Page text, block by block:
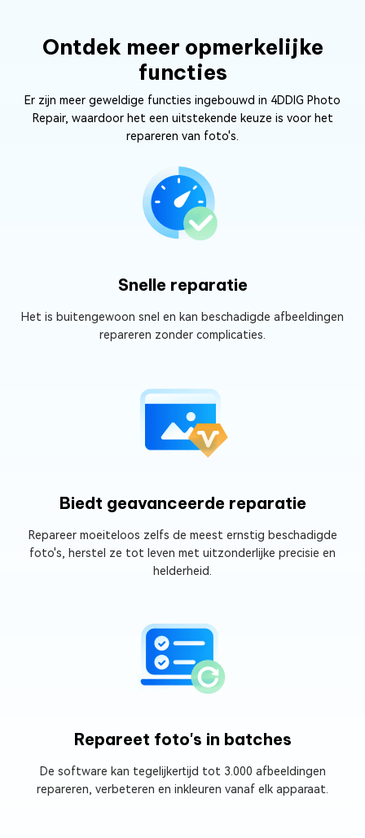
Ontdek meer opmerkelijke
functies
Er zijn meer geweldige functies ingebouwd in 4DDIG Photo
Repair, waardoor het een uitstekende keuze is voor het
repareren van foto's.
Snelle reparatie
Het is buitengewoon snel en kan beschadigde afbeeldingen
repareren zonder complicaties.
Biedt geavanceerde reparatie
Repareer moeiteloos zelfs de meest ernstig beschadigde
foto's, herstel ze tot leven met uitzonderlijke precisie en
helderheid.
Repareet foto's in batches
De software kan tegelijkertijd tot 3.000 afbeeldingen
repareren, verbeteren en inkleuren vanaf elk apparaat.